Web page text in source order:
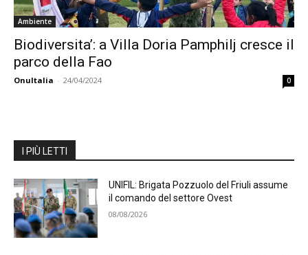
Ambiente
Biodiversita’: a Villa Doria Pamphilj cresce il
parco della Fao
OnuItalia - 24/04/2024 0
I PIÙ LETTI
UNIFIL: Brigata Pozzuolo del Friuli assume
il comando del settore Ovest
08/08/2026